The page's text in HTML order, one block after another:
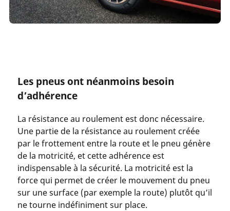
Les pneus ont néanmoins besoin
d’adhérence
La résistance au roulement est donc nécessaire.
Une partie de la résistance au roulement créée
par le frottement entre la route et le pneu génère
de la motricité, et cette adhérence est
indispensable à la sécurité. La motricité est la
force qui permet de créer le mouvement du pneu
sur une surface (par exemple la route) plutôt qu’il
ne tourne indéfiniment sur place.